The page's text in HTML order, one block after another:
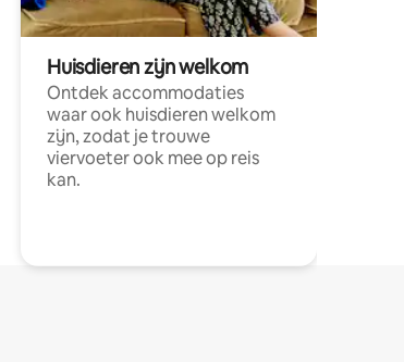
Huisdieren zijn welkom
Ontdek accommodaties
waar ook huisdieren welkom
zijn, zodat je trouwe
viervoeter ook mee op reis
kan.